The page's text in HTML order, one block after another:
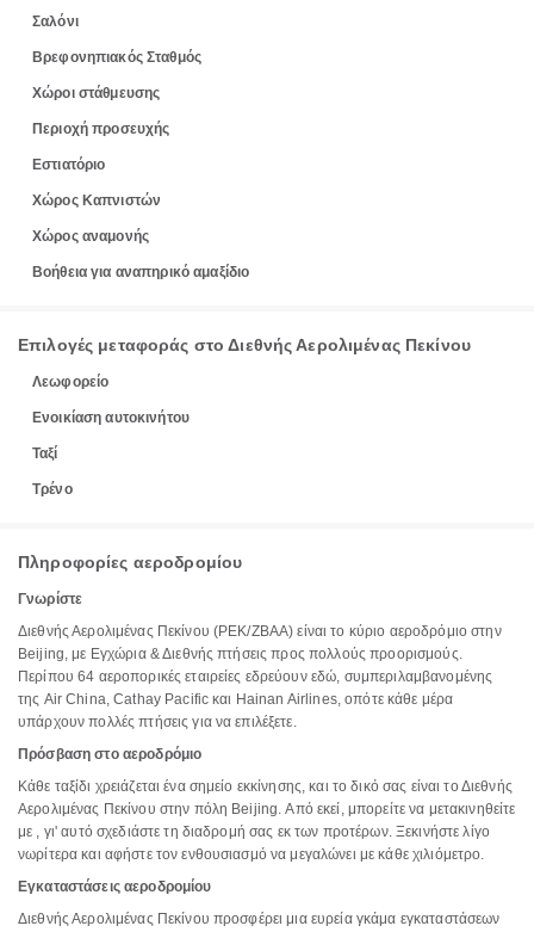
Σαλόνι
Βρεφονηπιακός Σταθμός
Χώροι στάθμευσης
Περιοχή προσευχής
Εστιατόριο
Χώρος Καπνιστών
Χώρος αναμονής
Βοήθεια για αναπηρικό αμαξίδιο
Επιλογές μεταφοράς στο Διεθνής Αερολιμένας Πεκίνου
Λεωφορείο
Ενοικίαση αυτοκινήτου
Ταξί
Τρένο
Πληροφορίες αεροδρομίου
Γνωρίστε
Διεθνής Αερολιμένας Πεκίνου (PEK/ZBAA) είναι το κύριο αεροδρόμιο στην
Beijing, με Εγχώρια & Διεθνής πτήσεις προς πολλούς προορισμούς.
Περίπου 64 αεροπορικές εταιρείες εδρεύουν εδώ, συμπεριλαμβανομένης
της Air China, Cathay Pacific και Hainan Airlines, οπότε κάθε μέρα
υπάρχουν πολλές πτήσεις για να επιλέξετε.
Πρόσβαση στο αεροδρόμιο
Κάθε ταξίδι χρειάζεται ένα σημείο εκκίνησης, και το δικό σας είναι το Διεθνής
Αερολιμένας Πεκίνου στην πόλη Beijing. Από εκεί, μπορείτε να μετακινηθείτε
με , γι' αυτό σχεδιάστε τη διαδρομή σας εκ των προτέρων. Ξεκινήστε λίγο
νωρίτερα και αφήστε τον ενθουσιασμό να μεγαλώνει με κάθε χιλιόμετρο.
Εγκαταστάσεις αεροδρομίου
Διεθνής Αερολιμένας Πεκίνου προσφέρει μια ευρεία γκάμα εγκαταστάσεων